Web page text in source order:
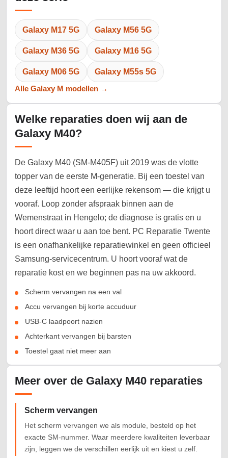
Galaxy M17 5G Galaxy M56 5G
Galaxy M36 5G Galaxy M16 5G
Galaxy M06 5G
Galaxy M55s 5G
Alle Galaxy M modellen →
Welke reparaties doen wij aan de
Galaxy M40?
De Galaxy M40 (SM-M405F) uit 2019 was de vlotte
topper van de eerste M-generatie. Bij een toestel van
deze leeftijd hoort een eerlijke rekensom — die krijgt u
vooraf. Loop zonder afspraak binnen aan de
Wemenstraat in Hengelo; de diagnose is gratis en u
hoort direct waar u aan toe bent. PC Reparatie Twente
is een onafhankelijke reparatiewinkel en geen officieel
Samsung-servicecentrum. U hoort vooraf wat de
reparatie kost en we beginnen pas na uw akkoord.
Scherm vervangen na een val
Accu vervangen bij korte accuduur
USB-C laadpoort nazien
Achterkant vervangen bij barsten
Toestel gaat niet meer aan
Meer over de Galaxy M40 reparaties
Scherm vervangen
Het scherm vervangen we als module, besteld op het
exacte SM-nummer. Waar meerdere kwaliteiten leverbaar
zijn, leggen we de verschillen eerlijk uit en kiest u zelf.